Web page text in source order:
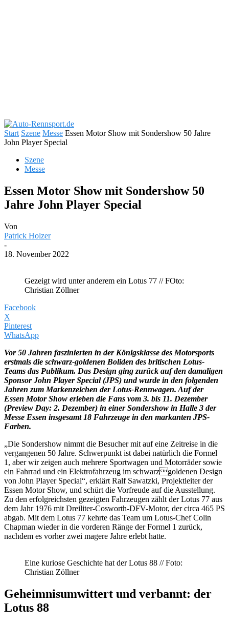
Start Szene Messe Essen Motor Show mit Sondershow 50 Jahre
John Player Special
Szene
Messe
Essen Motor Show mit Sondershow 50
Jahre John Player Special
Von
Patrick Holzer
-
18. November 2022
Gezeigt wird unter anderem ein Lotus 77 // FOto:
Christian Zöllner
Facebook
X
Pinterest
WhatsApp
Vor 50 Jahren faszinierten in der Königsklasse des Motorsports
erstmals die schwarz-goldenen Boliden des britischen Lotus-
Teams das Publikum. Das Design ging zurück auf den damaligen
Sponsor John Player Special (JPS) und wurde in den folgenden
Jahren zum Markenzeichen der Lotus-Rennwagen. Auf der
Essen Motor Show erleben die Fans vom 3. bis 11. Dezember
(Preview Day: 2. Dezember) in einer Sondershow in Halle 3 der
Messe Essen insgesamt 18 Fahrzeuge in den markanten JPS-
Farben.
„Die Sondershow nimmt die Besucher mit auf eine Zeitreise in die
vergangenen 50 Jahre. Schwerpunkt ist dabei natürlich die Formel
1, aber wir zeigen auch mehrere Sportwagen und Motorräder sowie
ein Fahrrad und ein Elektrofahrzeug im schwarzgoldenen Design
von John Player Special“, erklärt Ralf Sawatzki, Projektleiter der
Essen Motor Show, und schürt die Vorfreude auf die Ausstellung.
Zu den erfolgreichsten gezeigten Fahrzeugen zählt der Lotus 77 aus
dem Jahr 1976 mit Dreiliter-Cosworth-DFV-Motor, der circa 465 PS
abgab. Mit dem Lotus 77 kehrte das Team um Lotus-Chef Colin
Chapman wieder in die vorderen Ränge der Formel 1 zurück,
nachdem es vorher zwei magere Jahre erlebt hatte.
Eine kuriose Geschichte hat der Lotus 88 // Foto:
Christian Zöllner
Geheimnisumwittert und verbannt: der
Lotus 88